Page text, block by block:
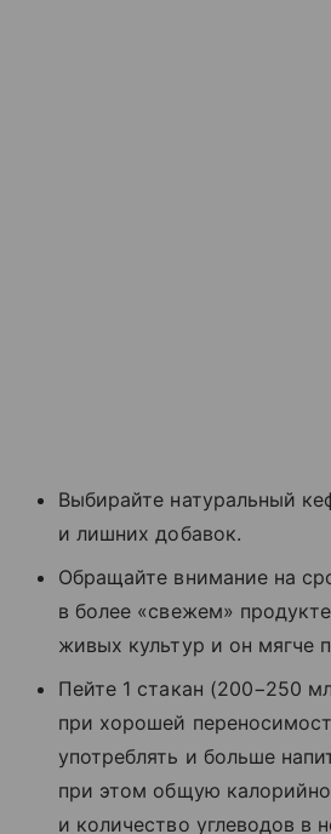
Выбирайте натуральный
и лишних добавок.
Обращайте внимание на
в более «свежем»
живых культур и он мягче
Пейте 1 стакан (200−250
при хорошей
употреблять и больше
при этом общую
и количество углеводов в